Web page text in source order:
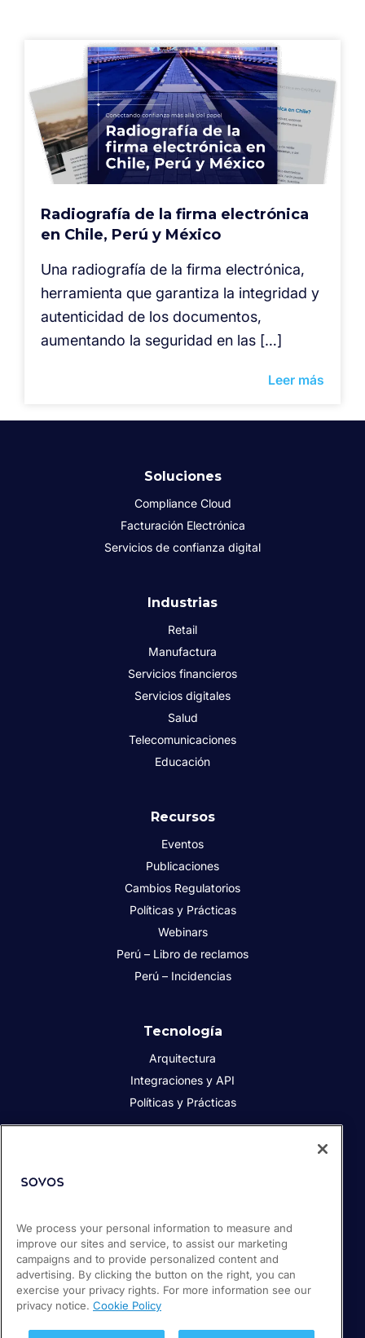
Radiografía de la firma electrónica
en Chile, Perú y México
⁠Una radiografía de la firma electrónica,
herramienta que garantiza la integridad y
autenticidad de los documentos,
aumentando la seguridad en las […]
Leer más
Soluciones
Compliance Cloud
Facturación Electrónica
Servicios de confianza digital
Industrias
Retail
Manufactura
Servicios financieros
Servicios digitales
Salud
Telecomunicaciones
Educación
Recursos
Eventos
Publicaciones
Cambios Regulatorios
Políticas y Prácticas
Webinars
Perú – Libro de reclamos
Perú – Incidencias
Tecnología
Arquitectura
Integraciones y API
Políticas y Prácticas
Responsabilidad social
Soporte / Portal de clientes
Empleos
We process your personal information to measure and
improve our sites and service, to assist our marketing
campaigns and to provide personalized content and
advertising. By clicking the button on the right, you can
exercise your privacy rights. For more information see our
privacy notice. Cookie Policy